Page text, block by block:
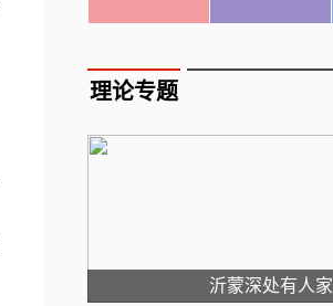
理论专题
沂蒙深处有人家